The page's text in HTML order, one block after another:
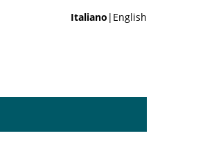
Italiano |English